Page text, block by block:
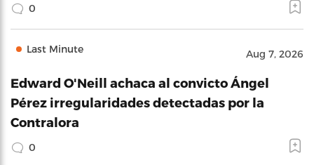
0
Last Minute Aug 7, 2026
Edward O'Neill achaca al convicto Ángel
Pérez irregularidades detectadas por la
Contralora
0